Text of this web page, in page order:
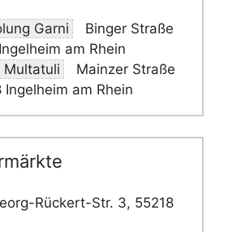
Garni
Binger Straße
am Rhein
Multatuli
Mainzer Straße
Ingelheim am Rhein
Rückert-Str. 3, 55218